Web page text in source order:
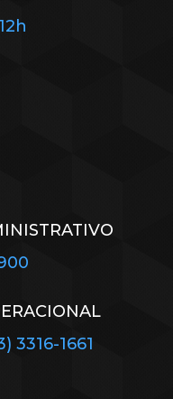
3316-1661